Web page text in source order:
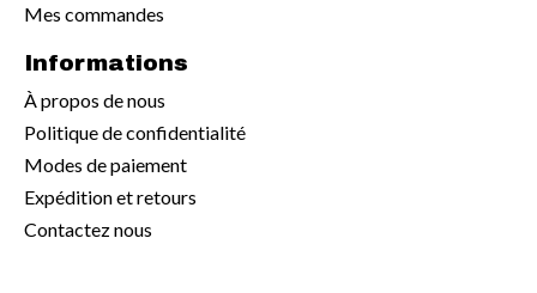
Mes commandes
Informations
À propos de nous
Politique de confidentialité
Modes de paiement
Expédition et retours
Contactez nous